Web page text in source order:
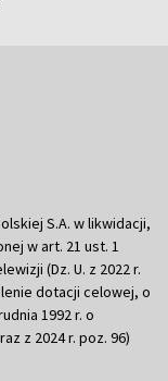
S.A. w likwidacji,
w art. 21 ust. 1
(Dz. U. z 2022 r.
dotacji celowej, o
1992 r. o
z 2024 r. poz. 96)